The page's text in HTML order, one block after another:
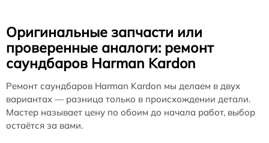
Оригинальные запчасти или
проверенные аналоги: ремонт
саундбаров Harman Kardon
Ремонт саундбаров Harman Kardon мы делаем в двух
вариантах — разница только в происхождении детали.
Мастер называет цену по обоим до начала работ, выбор
остаётся за вами.